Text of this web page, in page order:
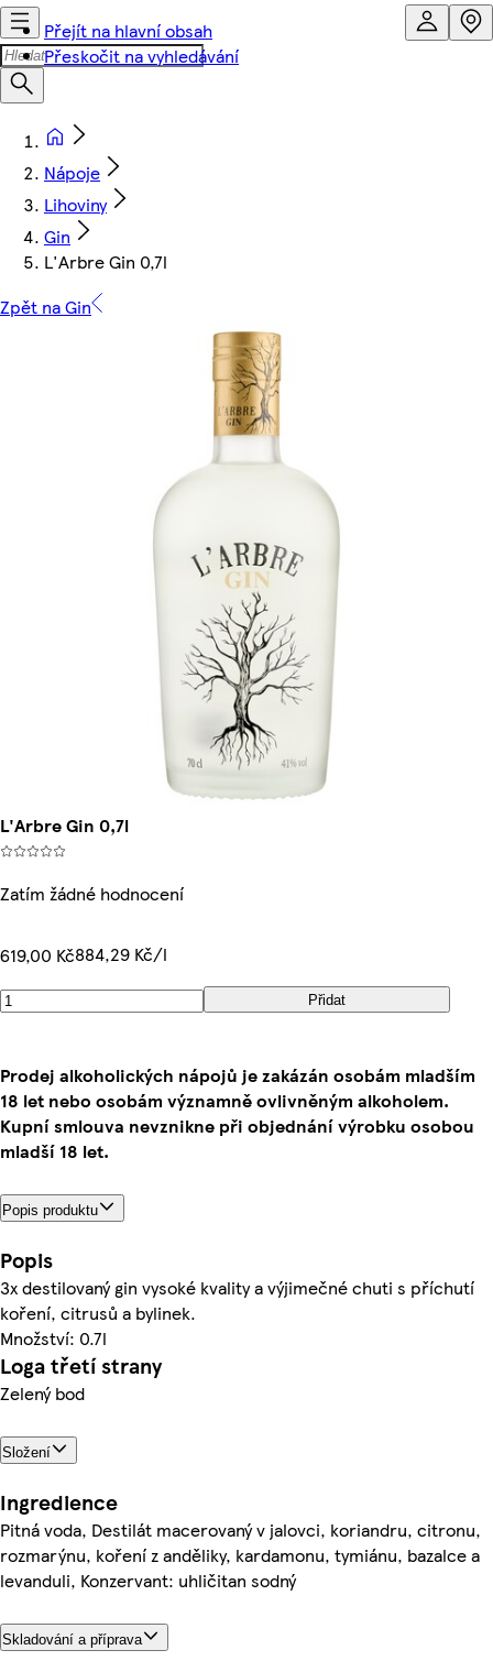
Přejít na hlavní obsah
Přeskočit na vyhledávání
Nápoje
Lihoviny
Gin
L'Arbre Gin 0,7l
Zpět na Gin
L'Arbre Gin 0,7l
Zatím žádné hodnocení
619,00 Kč884,29 Kč/l
Přidat
Prodej alkoholických nápojů je zakázán osobám mladším
18 let nebo osobám významně ovlivněným alkoholem.
Kupní smlouva nevznikne při objednání výrobku osobou
mladší 18 let.
Popis produktu
Popis
3x destilovaný gin vysoké kvality a výjimečné chuti s příchutí
koření, citrusů a bylinek.
Množství: 0.7l
Loga třetí strany
Zelený bod
Složení
Ingredience
Pitná voda, Destilát macerovaný v jalovci, koriandru, citronu,
rozmarýnu, koření z anděliky, kardamonu, tymiánu, bazalce a
levanduli, Konzervant: uhličitan sodný
Skladování a příprava